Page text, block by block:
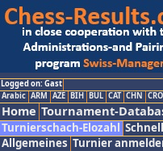
Logged on: Gast
Arabic ARM AZE BIH BUL CAT CHN CRO
Home Tournament-
Turnierschach-Elozahl
Allgemeines Turnier